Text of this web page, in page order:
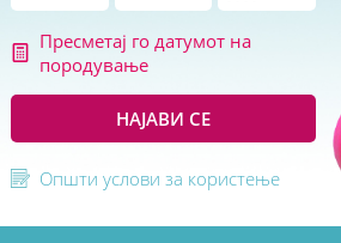
Пресметај го датумот на
породување
НАЈАВИ СЕ
Општи услови за користење